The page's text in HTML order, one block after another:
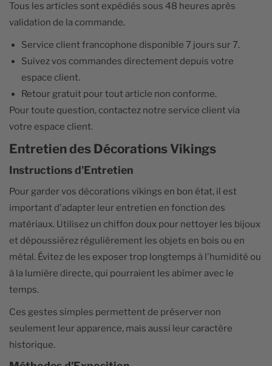
Tous les articles sont expédiés sous 48 heures après
validation de la commande.
Service client francophone disponible 7 jours sur 7.
Suivez vos commandes directement depuis votre
espace client.
Retour gratuit pour tout article non conforme.
Pour toute question, contactez notre service client via
votre espace client.
Entretien des Décorations Vikings
Instructions d'Entretien
Pour garder vos décorations vikings en bon état, il est
important d'adapter leur entretien en fonction des
matériaux. Utilisez un chiffon doux pour nettoyer les bijoux
et dépoussiérez régulièrement les objets en bois ou en
métal. Évitez de les exposer trop longtemps à l'humidité ou
à la lumière directe, qui pourraient les abîmer avec le
temps.
Ces gestes simples permettent de préserver non
seulement leur apparence, mais aussi leur caractère
historique.